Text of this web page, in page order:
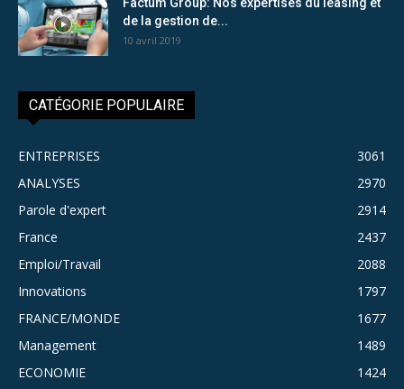
de la gestion de...
10 avril 2019
CATÉGORIE POPULAIRE
ENTREPRISES
3061
ANALYSES
2970
Parole d'expert
2914
France
2437
Emploi/Travail
2088
Innovations
1797
FRANCE/MONDE
1677
Management
1489
ECONOMIE
1424